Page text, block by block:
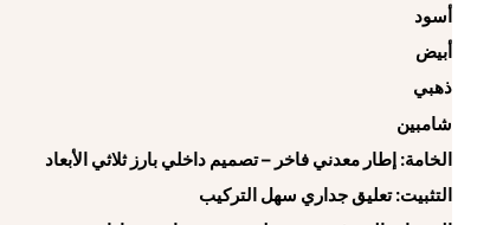
أسود
أبيض
ذهبي
شامبين
الخامة: إطار معدني فاخر – تصميم داخلي بارز ثلاثي الأبعاد
التثبيت: تعليق جداري سهل التركيب